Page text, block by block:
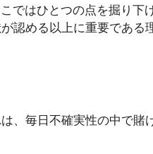
ではひとつの点を掘り下
認める以上に重要である
、毎日不確実性の中で賭